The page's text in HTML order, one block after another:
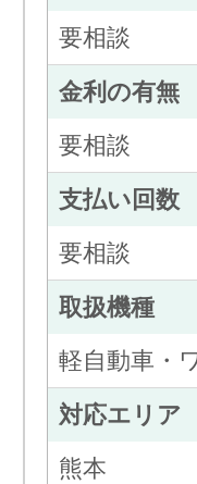
要相談
金利の有無
要相談
支払い回数
要相談
取扱機種
軽自動車・
対応エリア
熊本